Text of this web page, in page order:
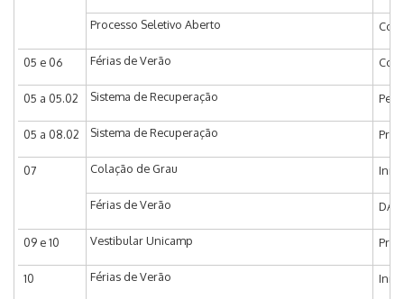
Processo Seletivo Aberto
05 e 06 Férias de Verão
05 a 05.02 Sistema de Recuperação
05 a 08.02 Sistema de Recuperação
07 Colação de Grau
Férias de Verão
09 e 10 Vestibular Unicamp
10 Férias de Verão